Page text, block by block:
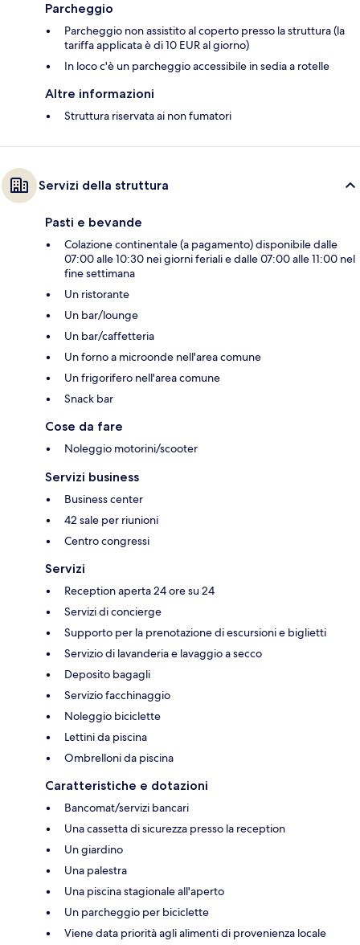
Parcheggio
Parcheggio non assistito al coperto presso la struttura (la
tariffa applicata è di 10 EUR al giorno)
In loco c'è un parcheggio accessibile in sedia a rotelle
Altre informazioni
Struttura riservata ai non fumatori
Servizi della struttura
Pasti e bevande
Colazione continentale (a pagamento) disponibile dalle
07:00 alle 10:30 nei giorni feriali e dalle 07:00 alle 11:00 nel
fine settimana
Un ristorante
Un bar/lounge
Un bar/caffetteria
Un forno a microonde nell'area comune
Un frigorifero nell'area comune
Snack bar
Cose da fare
Noleggio motorini/scooter
Servizi business
Business center
42 sale per riunioni
Centro congressi
Servizi
Reception aperta 24 ore su 24
Servizi di concierge
Supporto per la prenotazione di escursioni e biglietti
Servizio di lavanderia e lavaggio a secco
Deposito bagagli
Servizio facchinaggio
Noleggio biciclette
Lettini da piscina
Ombrelloni da piscina
Caratteristiche e dotazioni
Bancomat/servizi bancari
Una cassetta di sicurezza presso la reception
Un giardino
Una palestra
Una piscina stagionale all'aperto
Un parcheggio per biciclette
Viene data priorità agli alimenti di provenienza locale